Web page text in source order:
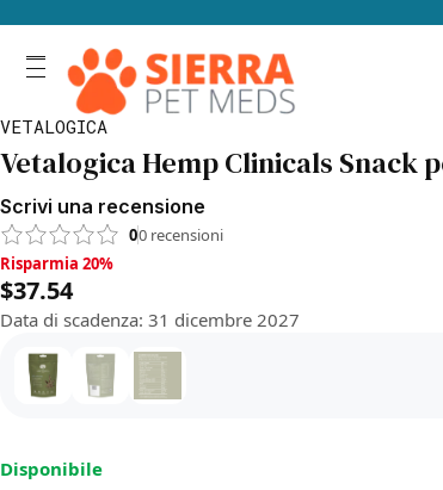
VETALOGICA
Vetalogica Hemp Clinicals Snack
Scrivi una recensione
00 recensioni
Risparmia 20%, $37.54
Risparmia 20%
$37.54
Data di scadenza: 31 dicembre 2027
Disponibile